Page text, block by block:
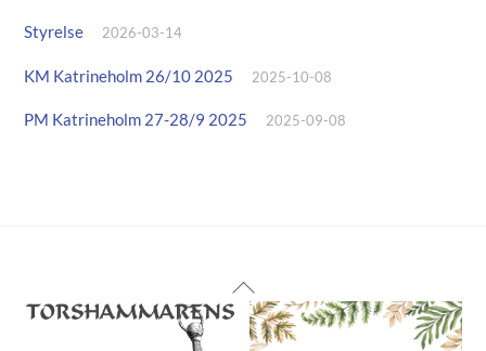
Styrelse 2026-03-14
KM Katrineholm 26/10 2025 2025-10-08
PM Katrineholm 27-28/9 2025 2025-09-08
Back
To
Top